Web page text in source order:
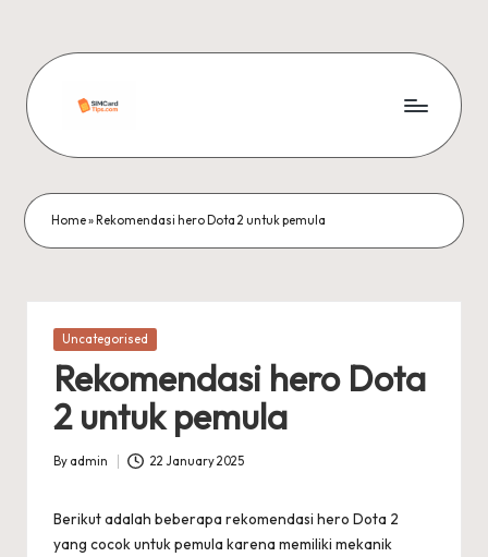
content
si
m
c
a
r
d
ti
p
s
Home» Rekomendasi hero Dota 2 untuk pemula
Posted
Uncategorised
Rekomendasi hero Dota
2 untuk pemula
Posted
By admin 22 January 2025
Berikut adalah beberapa rekomendasi hero Dota 2
yang cocok untuk pemula karena memiliki mekanik